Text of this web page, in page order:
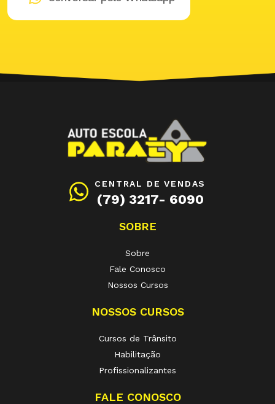
CENTRAL DE VENDAS
(79) 3217- 6090
SOBRE
Sobre
Fale Conosco
Nossos Cursos
NOSSOS CURSOS
Cursos de Trânsito
Habilitação
Profissionalizantes
FALE CONOSCO